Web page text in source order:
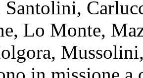
Santolini,
Lo Monte,